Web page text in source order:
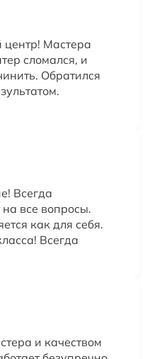
Мастера
сломался, и
Обратился
Всегда
все вопросы.
как для себя.
Всегда
и качеством